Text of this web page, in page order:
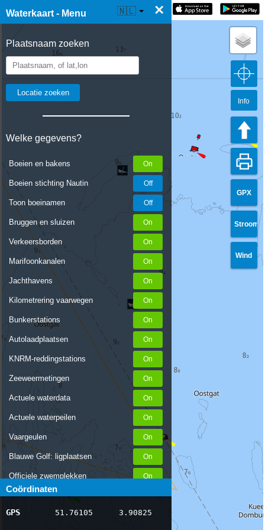
Waterkaart - Menu ×
Plaatsnaam zoeken
Welke gegevens?
Boeien en bakens
Boeien stichting Nautin
Toon boeinamen
Bruggen en sluizen
Verkeersborden
Marifoonkanalen
Jachthavens
Kilometrering vaarwegen
Bunkerstations
Autolaadplaatsen
KNRM-reddingstations
Zeeweermetingen
Actuele waterdata
Actuele waterpeilen
Vaargeulen
Blauwe Golf: ligplaatsen
Officiele zwemplekken
Stremmingen/hinder
AIS scheepsposities
Coördinaten
GPS 51.76105 3.90825
☰ Waterkaart Live 🇳🇱
GPX
Stroom
Wind
Info